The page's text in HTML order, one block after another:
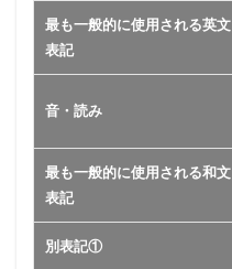
最も一般的に使用される英文
表記
音・読み
最も一般的に使用される和文
表記
別表記①